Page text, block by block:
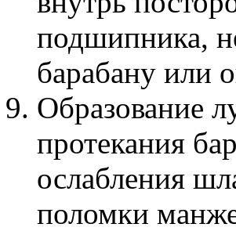
подшипника,
барабану или
Образование
протекания
ослабления
поломки